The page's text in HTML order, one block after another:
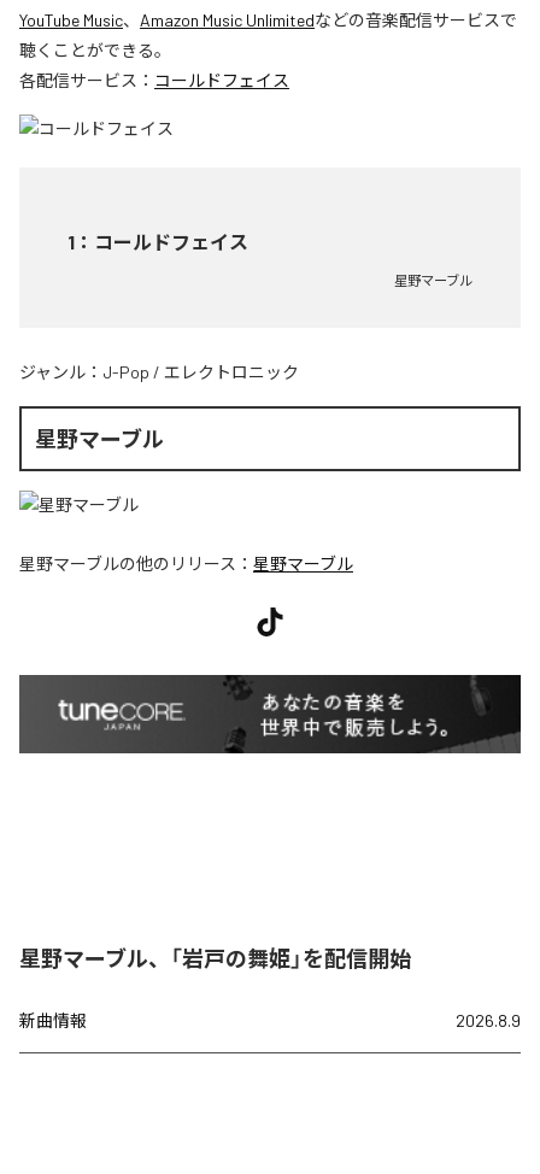
YouTube Music、 Amazon Music Unlimitedなどの音楽配信サービスで
聴くことができる。
各配信サービス： コールドフェイス
1 ： コールドフェイス
星野マーブル
ジャンル： J-Pop / エレクトロニック
星野マーブル
星野マーブルの他のリリース： 星野マーブル
星野マーブル、「岩戸の舞姫」を配信開始
新曲情報 2026.8.9